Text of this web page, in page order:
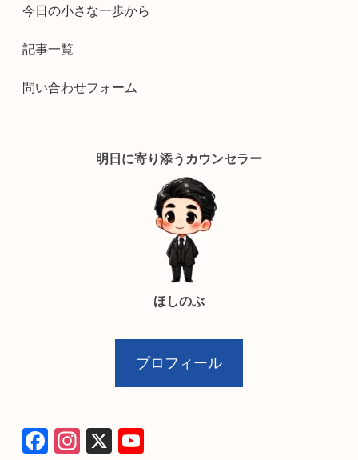
今日の小さな一歩から
記事一覧
問い合わせフォーム
明日に寄り添うカウンセラー
ほしのぶ
プロフィール
F
In
X